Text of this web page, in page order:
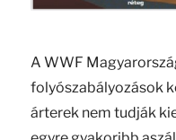
A WWF
folyószabályozások
árterek nem tudják